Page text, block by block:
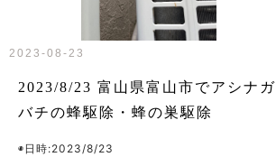
2023-08-23
2023/8/23 富山県富山市でアシナガ
バチの蜂駆除・蜂の巣駆除
◉日時:2023/8/23